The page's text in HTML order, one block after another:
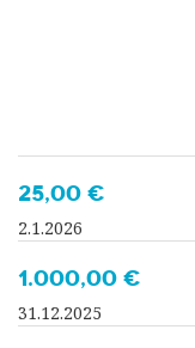
25,00 €
2.1.2026
1.000,00 €
31.12.2025